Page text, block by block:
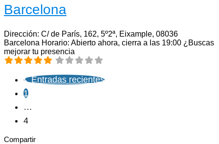
Barcelona
Dirección: C/ de París, 162, 5º2ª, Eixample, 08036
Barcelona Horario: Abierto ahora, cierra a las 19:00 ¿Buscas
mejorar tu presencia
Posts
navigation
Entradas recientes
1
…
4
Compartir